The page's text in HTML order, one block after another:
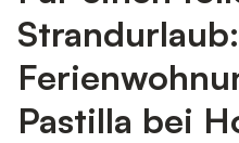
Strandurlaub:
Pastilla bei